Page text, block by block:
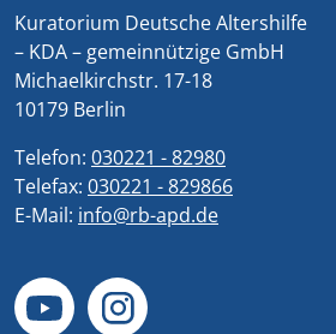
Kuratorium Deutsche Altershilfe
– KDA – gemeinnützige GmbH
Michaelkirchstr. 17-18
10179 Berlin
Telefon: 030221 - 82980
Telefax: 030221 - 829866
E-Mail: info@rb-apd.de